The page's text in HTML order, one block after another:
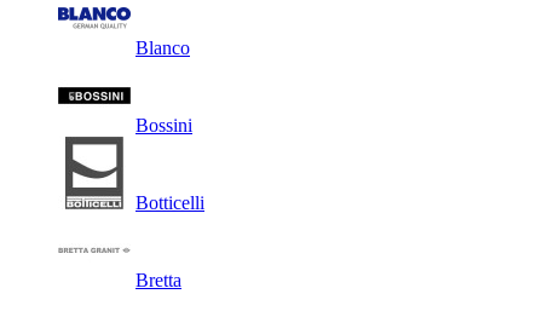
Blanco
Bossini
Botticelli
Bretta